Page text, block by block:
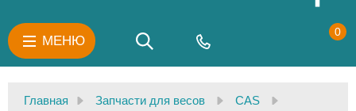
МЕНЮ
0
Главная Запчасти для весов
CAS